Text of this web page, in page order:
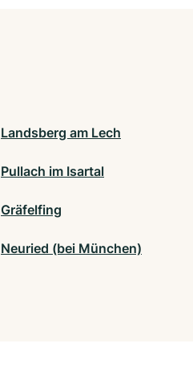
Landsberg am Lech
Pullach im Isartal
Gräfelfing
Neuried (bei München)